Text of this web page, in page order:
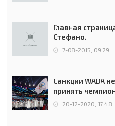
Главная
Стефано.
7-08-2015, 09:29
Санкции WADA
принять
чемпионов.
20-12-2020, 17:48